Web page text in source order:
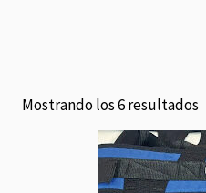
Mostrando los 6 resultados